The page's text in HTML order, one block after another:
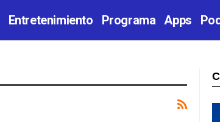
Entretenimiento Programa Apps